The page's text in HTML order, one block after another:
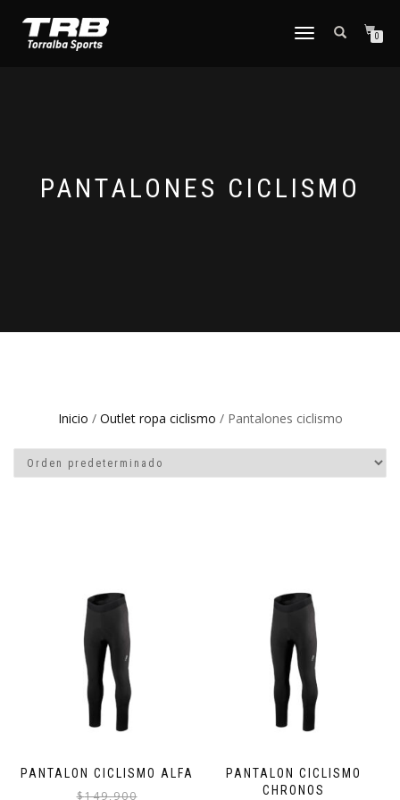
TOGGLE
0
PANTALONES CICLISMO
Inicio / Outlet ropa ciclismo / Pantalones ciclismo
PANTALON CICLISMO ALFA
$149,900
PANTALON CICLISMO
CHRONOS